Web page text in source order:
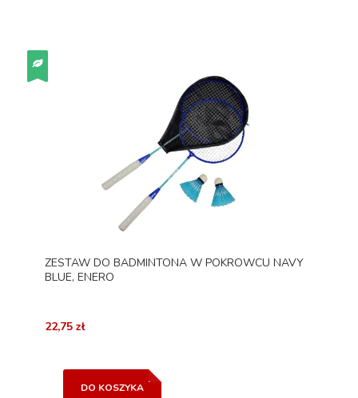
ZESTAW DO BADMINTONA W POKROWCU NAVY
BLUE, ENERO
22,75 zł
DO KOSZYKA